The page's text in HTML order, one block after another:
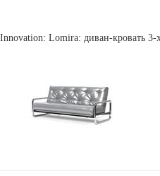
Innovation: Lomira: диван-кровать 3-